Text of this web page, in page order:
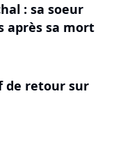
: sa soeur
après sa mort
de retour sur